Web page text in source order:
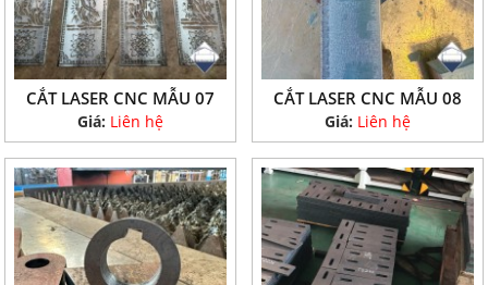
CẮT LASER CNC MẪU 07
Giá: Liên hệ
CẮT LASER CNC MẪU 08
Giá: Liên hệ